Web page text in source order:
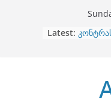
Latest: